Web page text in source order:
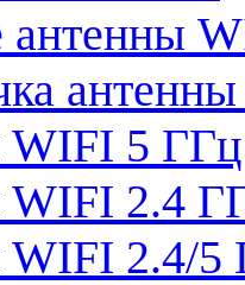
5 ГГц
2.4
2.4/5